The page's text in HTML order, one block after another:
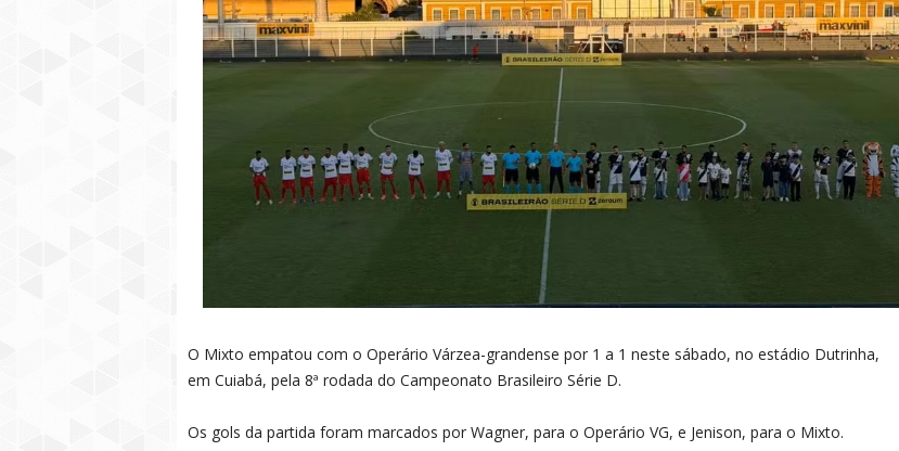
O Mixto empatou com o Operário Várzea-grandense por 1 a 1 neste sábado, no estádio Dutrinha,
em Cuiabá, pela 8ª rodada do Campeonato Brasileiro Série D.
Os gols da partida foram marcados por Wagner, para o Operário VG, e Jenison, para o Mixto.